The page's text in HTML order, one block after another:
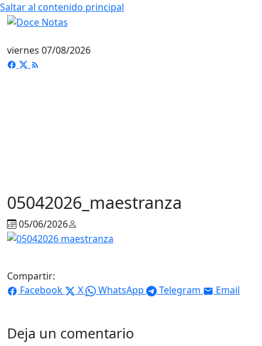
Saltar al contenido principal
viernes 07/08/2026
05042026_maestranza
05/06/2026
Compartir:
Facebook
X WhatsApp Telegram Email
Deja un comentario